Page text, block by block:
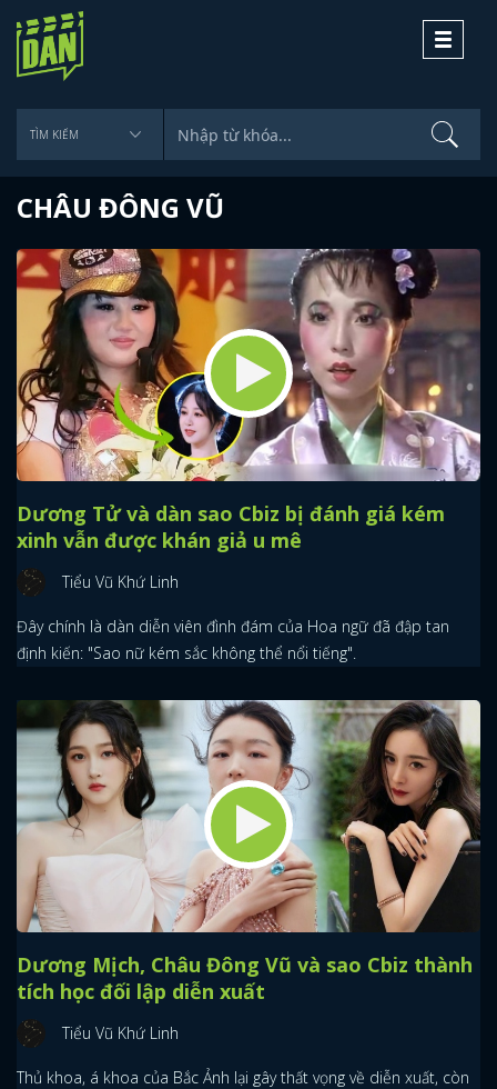
Toggle
CHÂU ĐÔNG VŨ
Dương Tử và dàn sao Cbiz bị đánh giá kém
xinh vẫn được khán giả u mê
Tiểu Vũ Khứ Linh
Đây chính là dàn diễn viên đình đám của Hoa ngữ đã đập tan
định kiến: "Sao nữ kém sắc không thể nổi tiếng".
Dương Mịch, Châu Đông Vũ và sao Cbiz thành
tích học đối lập diễn xuất
Tiểu Vũ Khứ Linh
Thủ khoa, á khoa của Bắc Ảnh lại gây thất vọng về diễn xuất, còn